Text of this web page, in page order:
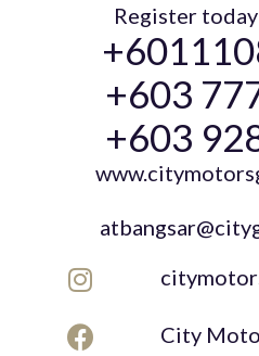
Register
+603
+603
City